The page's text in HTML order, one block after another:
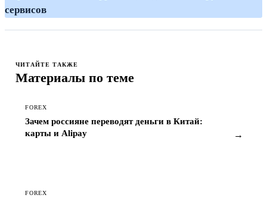
сервисов
ЧИТАЙТЕ ТАКЖЕ
Материалы по теме
FOREX
Зачем россияне переводят деньги в Китай:
карты и Alipay
→
FOREX